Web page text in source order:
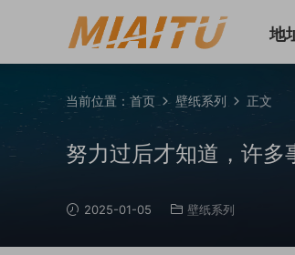
地
当前位置： 首页 壁纸系列 正文
努力过后才知道，许多
2025-01-05 壁纸系列